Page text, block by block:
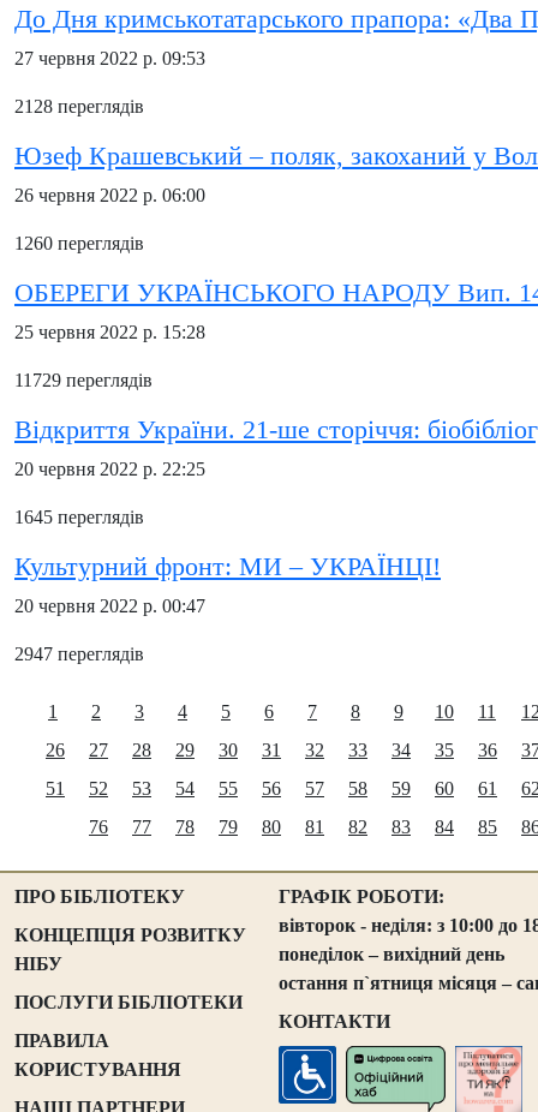
До Дня кримськотатарського прапора: «Два
27 червня 2022 р. 09:53
2128 переглядів
Юзеф Крашевський – поляк, закоханий у
26 червня 2022 р. 06:00
1260 переглядів
ОБЕРЕГИ УКРАЇНСЬКОГО НАРОДУ Вип.
25 червня 2022 р. 15:28
11729 переглядів
Відкриття України. 21-ше сторіччя:
20 червня 2022 р. 22:25
1645 переглядів
Культурний фронт: МИ – УКРАЇНЦІ!
20 червня 2022 р. 00:47
2947 переглядів
1 2 3 4 5 6 7 8 9 10 11
26
27 28 29 30 31 32 33 34 35 36
51
52 53 54 55 56 57 58 59 60 61
76
77 78 79 80 81 82 83 84 85
ПРО БІБЛІОТЕКУ
КОНЦЕПЦІЯ РОЗВИТКУ
НІБУ
ПОСЛУГИ БІБЛІОТЕКИ
ПРАВИЛА
КОРИСТУВАННЯ
НАШІ ПАРТНЕРИ
ГРАФІК РОБОТИ:
вівторок - неділя: з 10:00 до
понеділок – вихідний день
остання п`ятниця місяця –
КОНТАКТИ